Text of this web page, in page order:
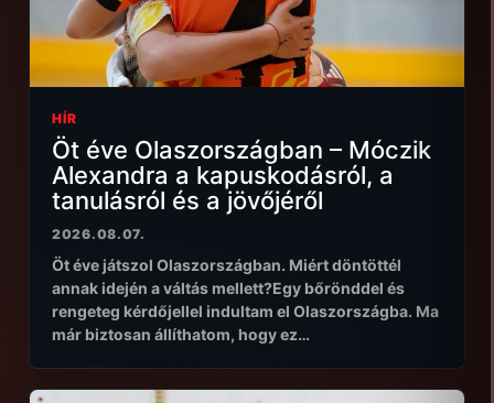
HÍR
Öt éve Olaszországban – Móczik
Alexandra a kapuskodásról, a
tanulásról és a jövőjéről
2026.08.07.
Öt éve játszol Olaszországban. Miért döntöttél
annak idején a váltás mellett?Egy bőrönddel és
rengeteg kérdőjellel indultam el Olaszországba. Ma
már biztosan állíthatom, hogy ez…